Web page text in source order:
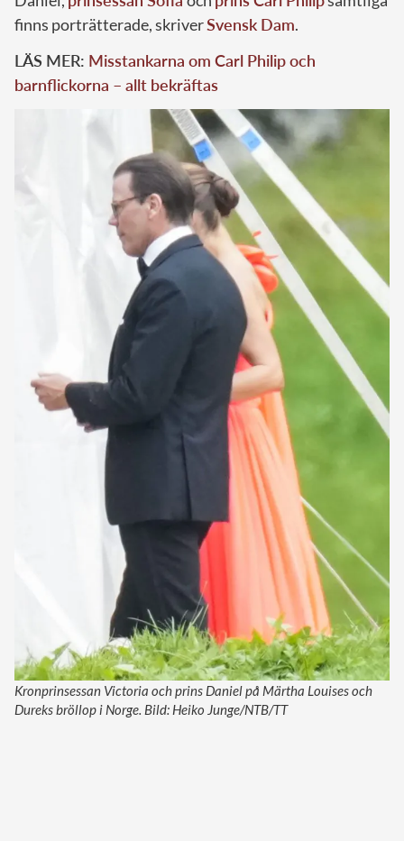
finns porträtterade, skriverSvensk Dam.
LÄS MER: Misstankarna om Carl Philip och
barnflickorna – allt bekräftas
Kronprinsessan Victoria och prins Daniel på Märtha Louises och
Dureks bröllop i Norge. Bild: Heiko Junge/NTB/TT